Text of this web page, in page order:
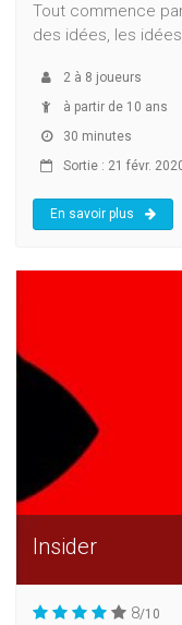
Tout commence
des idées, les
2 à 8 joueurs
à partir de 10 ans
30 minutes
Sortie : 21 févr.
En savoir plus
Insider
8/10